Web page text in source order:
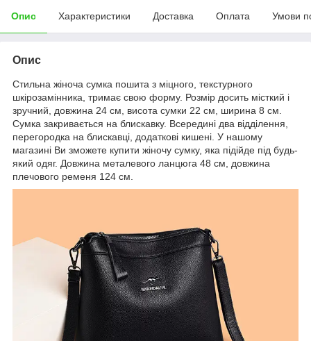
Опис Характеристики Доставка Оплата Умови
Опис
Стильна жіноча сумка пошита з міцного, текстурного
шкірозамінника, тримає свою форму. Розмір досить місткий і
зручний, довжина 24 см, висота сумки 22 см, ширина 8 см.
Сумка закривається на блискавку. Всередині два відділення,
перегородка на блискавці, додаткові кишені. У нашому
магазині Ви зможете купити жіночу сумку, яка підійде під будь-
який одяг. Довжина металевого ланцюга 48 см, довжина
плечового ременя 124 см.